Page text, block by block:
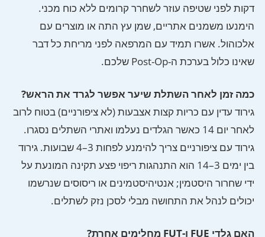
דקות לפני שטיפה עוזר לשחרר קרומים ללא כוח מכני.
הימנעו משמנים אתריים, שמן עץ התה או מוצרים עם
אלכוהול. אשרו תמיד עם המרפאה לפני מריחת כל דבר
שאינו כלול בערכת ה-Post-Op שלכם.
כמה זמן לאחר השתלת שיער אפשר לגרד את הראש?
גירוד עדין עם כריות קצות אצבעות (לא ציפורניים) בטוח לרוב
לאחר יום 14 כאשר הגלדים נעלמו ואתרי השתלים נסגרו.
גירוד עם ציפורניים צריך להימנע לפחות 3–4 שבועות. גירוד
בין ימים 3–14 הוא התנהגות ריפוי פצע תקינה המונעת על
ידי שחרור היסטמין; אנטיהיסטמינים או ריסוסים שנרשמו
יכולים לנהל את התחושה מבלי לסכן נזק לשתלים.
האם גלדי FUE ו-FUT מחלימים אחרת?